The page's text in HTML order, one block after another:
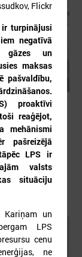
ministrijas un
gada 5. augustā
Flickr
turpinājusi
negatīvā
gāzes un
maksas
pašvaldību,
proaktīvi
reaģējot,
mehānismi
pašreizējā
LPS ir
valsts
situāciju
Kariņam un
LPS
cenu
ne